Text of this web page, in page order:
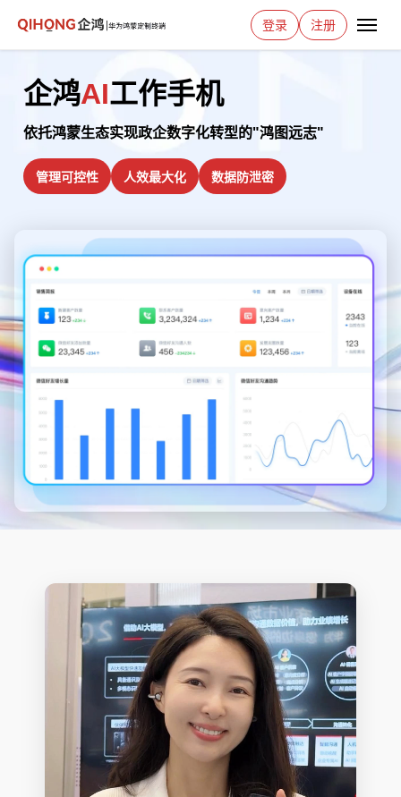
登录 注册
企鸿AI工作手机
依托鸿蒙生态实现政企数字化转型的"鸿图远志"
管理可控性 人效最大化 数据防泄密